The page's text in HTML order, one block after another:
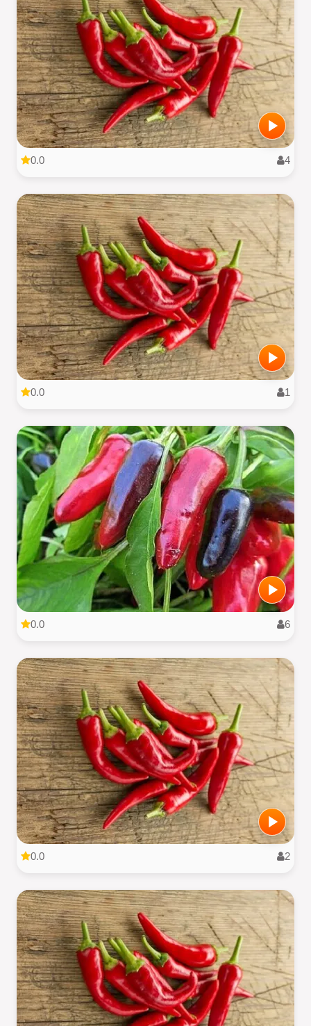
0.0 4
0.0 1
0.0 6
0.0 2